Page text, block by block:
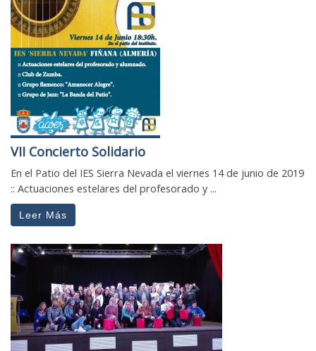
VII Concierto Solidario
En el Patio del IES Sierra Nevada el viernes 14 de junio de 2019
:: Actuaciones estelares del profesorado y ...
Leer Más